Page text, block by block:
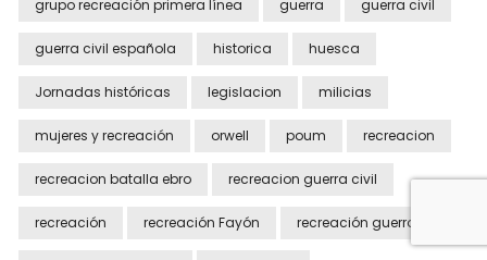
grupo recreación primera línea guerra guerra civil
guerra civil española historica huesca
Jornadas históricas legislacion milicias
mujeres y recreación orwell poum recreacion
recreacion batalla ebro recreacion guerra civil
recreación recreación Fayón recreación guerra civil